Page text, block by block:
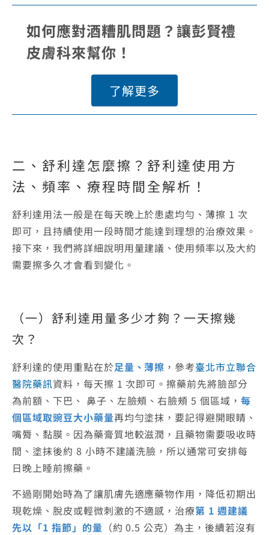
如何應對酒糟肌問題？讓彭賢禮
皮膚科來幫你！
了解更多
二、 舒利達怎麼擦 ？ 舒利達使用方
法 、頻率、療程時間全解析！
舒利達用法一般是在每天晚上於患處均勻、薄擦 1 次
即可，且持續使用一段時間才能達到理想的治療效果。
接下來，我們將詳細說明用量建議、使用頻率以及大約
需要擦多久才會看到變化。
（一） 舒利達用量多少才夠？一天擦幾
次？
舒利達的使用重點在於足量、薄擦 ，參考臺北市立聯合
醫院藥訊資料，每天擦 1 次即可。擦藥前先將臉部分
為前額、下巴、 鼻子、左臉頰、右臉頰 5 個區域， 每
個區域取豌豆大小藥量再均勻塗抹，要記得避開眼睛、
嘴脣、黏膜。因為藥膏質地較滋潤，且藥物需要吸收時
間、塗抹後約 8 小時不建議洗臉，所以通常可安排每
日晚上睡前擦藥。
不過剛開始時為了讓肌膚先適應藥物作用，降低初期出
現乾燥、脫皮或輕微刺激的不適感，治療第 1 週建議
先以「1 指節」的量 （約 0.5 公克）為主，後續若沒有